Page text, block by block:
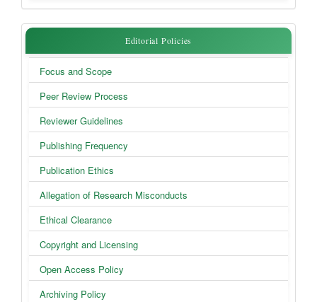
Policies
Editorial Policies
Focus and Scope
Peer Review Process
Reviewer Guidelines
Publishing Frequency
Publication Ethics
Allegation of Research Misconducts
Ethical Clearance
Copyright and Licensing
Open Access Policy
Archiving Policy